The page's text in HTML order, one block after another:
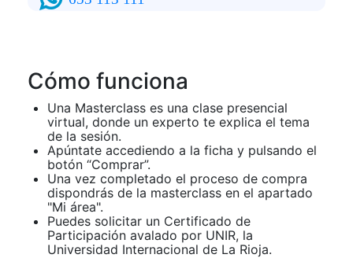
Cómo funciona
Una Masterclass es una clase presencial
virtual, donde un experto te explica el tema
de la sesión.
Apúntate accediendo a la ficha y pulsando el
botón “Comprar”.
Una vez completado el proceso de compra
dispondrás de la masterclass en el apartado
"Mi área".
Puedes solicitar un Certificado de
Participación avalado por UNIR, la
Universidad Internacional de La Rioja.